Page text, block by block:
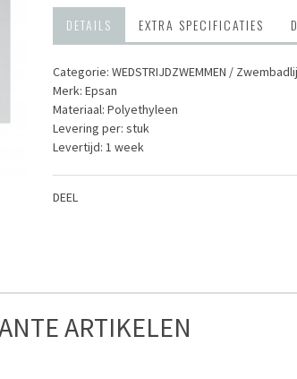
DETAILS EXTRA SPECIFICATIES
Categorie: WEDSTRIJD­ZWEMMEN /
Merk: Epsan
Materiaal: Polyethyleen
Levering per: stuk
Levertijd: 1 week
DEEL
ARTIKELEN